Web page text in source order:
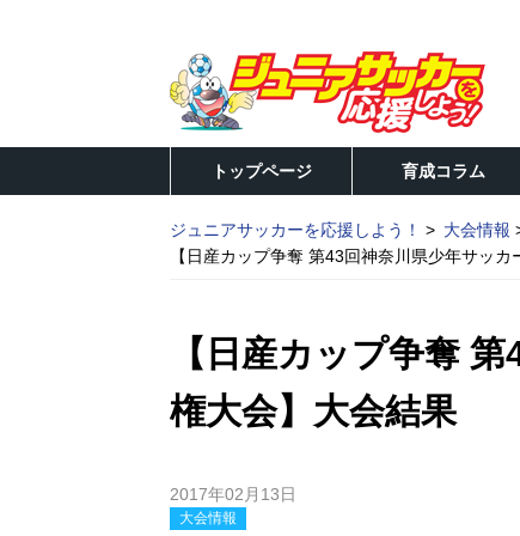
トップページ 育成コラム
ジュニアサッカーを応援しよう！ 大会情報
【日産カップ争奪 第43回神奈川県少年サッ
【日産カップ争奪
権大会】大会結果
2017年02月13日
大会情報